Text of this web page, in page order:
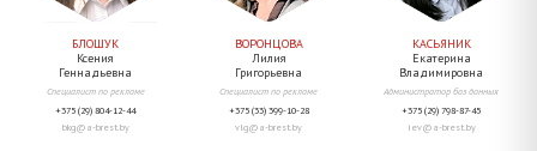
БЛОШУК
Ксения
Геннадьевна
Специалист по рекламе
+375 (29) 804-12-44
bkg@a-brest.by
ВОРОНЦОВА
Лилия
Григорьевна
Специалист по рекламе
+375 (33) 399-10-28
vlg@a-brest.by
КАСЬЯНИК
Екатерина
Владимировна
Администратор баз данных
+375 (29) 798-87-45
iev@a-brest.by